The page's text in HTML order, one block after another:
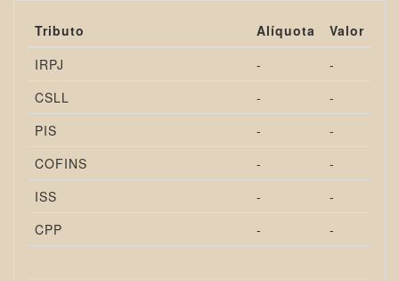
Tributo Alíquota
Valor
IRPJ
-
-
CSLL
-
-
PIS
-
-
COFINS
-
-
ISS
-
-
CPP
- -